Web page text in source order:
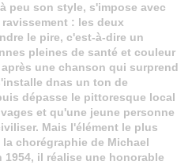
peu son style, s'impose avec
: les deux
le pire, c'est-à-dire un
pleines de santé et couleur
une chanson qui surprend
dnas un ton de
dépasse le pittoresque local
et qu'une jeune personne
Mais l'élément le plus
chorégraphie de Michael
1954, il réalise une honorable